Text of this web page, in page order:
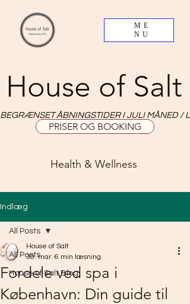
ME
NU
House of Salt
Health & Wellness
PRISER OG BOOKING
BEGRÆNSET ÅBNINGSTIDER I JULI MÅNED /
Indlæg
All Posts
House of Salt Blog
All Posts
Fordele ved spa i
København: Din guide til
House of Salt
30. mar. 6 min læsning